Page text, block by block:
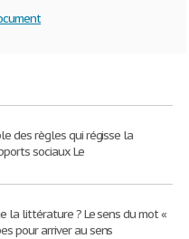
des règles qui régisse la
sociaux Le
la littérature ? Le sens du mot «
pour arriver au sens